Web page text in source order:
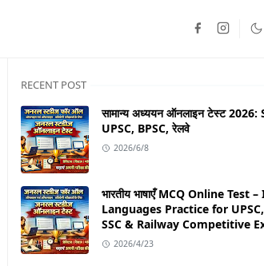
RECENT POST
सामान्य अध्ययन ऑनलाइन टेस्ट 2026:
UPSC, BPSC, रेलवे
2026/6/8
भारतीय भाषाएँ MCQ Online Test
Languages Practice for UPSC,
SSC & Railway Competitive
2026/4/23